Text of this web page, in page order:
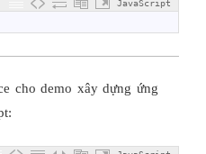
JavaScript
cho demo xây dựng ứng